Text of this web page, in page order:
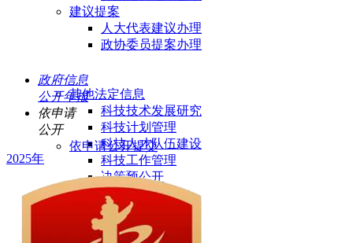
建议提案
人大代表建议办理
政协委员提案办理
其他法定信息
科技技术发展研究
科技计划管理
科技人才队伍建设
科技工作管理
决策预公开
政府采购
政府信息
公开年报
依申请
公开
依申请公开提交
2025年